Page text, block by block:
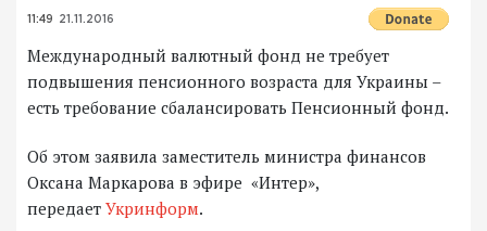
11:49 21.11.2016
Международный валютный фонд не требует
подвышения пенсионного возраста для Украины –
есть требование сбалансировать Пенсионный фонд.
Об этом заявила заместитель министра финансов
Оксана Маркарова в эфире «Интер»,
передает Укринформ.